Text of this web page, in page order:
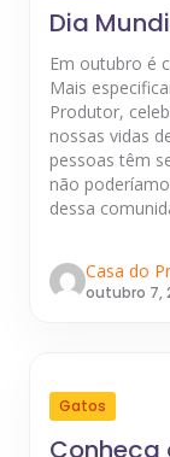
Dia
Em outubro é
Mais
Produtor,
nossas vidas
pessoas têm
não
dessa
Casa do
outubro 7,
Gatos
Conheça